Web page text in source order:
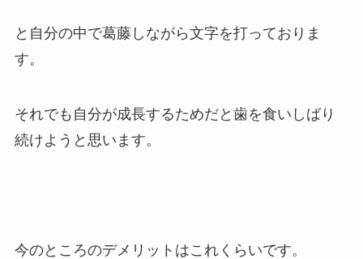
と自分の中で葛藤しながら文字を打っておりま
す。
それでも自分が成長するためだと歯を食いしばり
続けようと思います。
今のところのデメリットはこれくらいです。